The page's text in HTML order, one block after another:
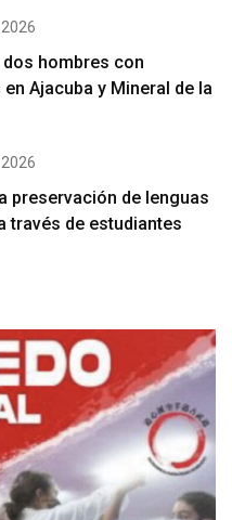
dos hombres con
Ajacuba y Mineral de la
preservación de lenguas
través de estudiantes